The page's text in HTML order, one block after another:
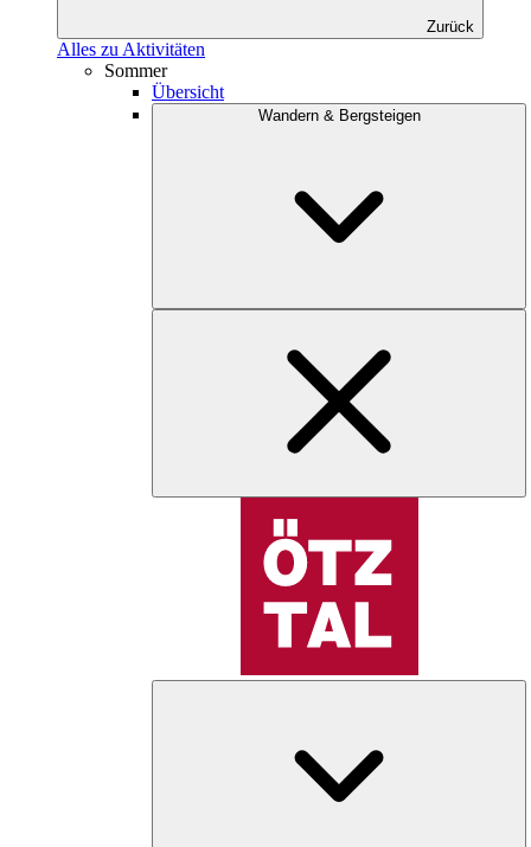
Zurück
Alles zu Aktivitäten
Sommer
Übersicht
Wandern & Bergsteigen